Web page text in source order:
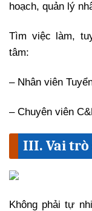
hoạch, quản lý
Tìm việc làm,
tâm:
– Nhân viên
– Chuyên viên
III. Vai trò
Không phải tự